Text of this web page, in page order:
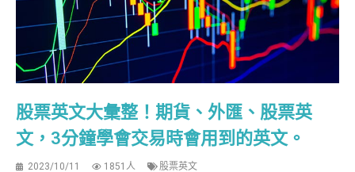
股票英文大彙整！期貨、外匯、股票英
文，3分鐘學會交易時會用到的英文。
2023/10/11 1851人 股票英文